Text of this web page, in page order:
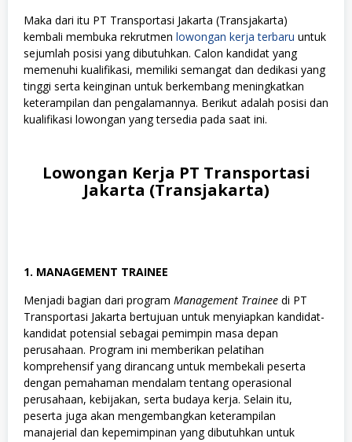
Maka dari itu PT Transportasi Jakarta (Transjakarta)
kembali membuka rekrutmen lowongan kerja terbaru untuk
sejumlah posisi yang dibutuhkan. Calon kandidat yang
memenuhi kualifikasi, memiliki semangat dan dedikasi yang
tinggi serta keinginan untuk berkembang meningkatkan
keterampilan dan pengalamannya. Berikut adalah posisi dan
kualifikasi lowongan yang tersedia pada saat ini.
Lowongan Kerja PT Transportasi
Jakarta (Transjakarta)
1. MANAGEMENT TRAINEE
Menjadi bagian dari program Management Trainee di PT
Transportasi Jakarta bertujuan untuk menyiapkan kandidat-
kandidat potensial sebagai pemimpin masa depan
perusahaan. Program ini memberikan pelatihan
komprehensif yang dirancang untuk membekali peserta
dengan pemahaman mendalam tentang operasional
perusahaan, kebijakan, serta budaya kerja. Selain itu,
peserta juga akan mengembangkan keterampilan
manajerial dan kepemimpinan yang dibutuhkan untuk